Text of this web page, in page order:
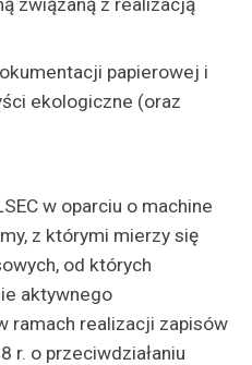
związaną z realizacją
papierowej i
ekologiczne (oraz
w oparciu o machine
z którymi mierzy się
od których
aktywnego
ramach realizacji zapisów
r. o przeciwdziałaniu